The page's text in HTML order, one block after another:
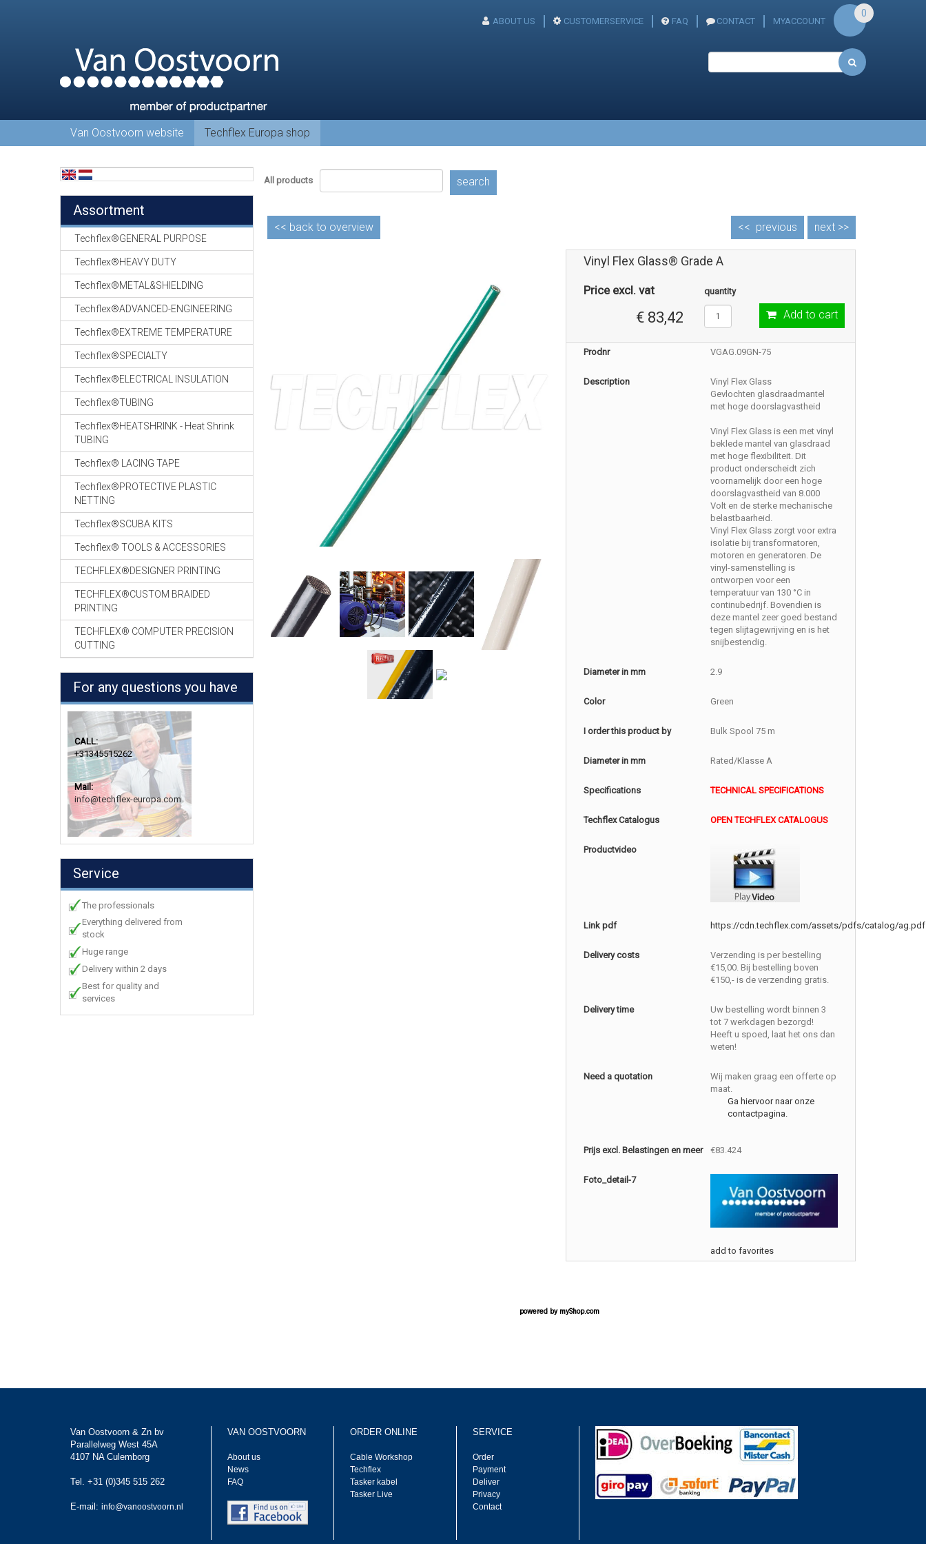
ABOUT US CUSTOMERSERVICE FAQ CONTACT MYACCOUNT
0
Van Oostvoorn website Techflex Europa shop
Assortment
Techflex®GENERAL PURPOSE
Techflex®HEAVY DUTY
Techflex®METAL&SHIELDING
Techflex®ADVANCED-ENGINEERING
Techflex®EXTREME TEMPERATURE
Techflex®SPECIALTY
Techflex®ELECTRICAL INSULATION
Techflex®TUBING
Techflex®HEATSHRINK - Heat Shrink
TUBING
Techflex® LACING TAPE
Techflex®PROTECTIVE PLASTIC
NETTING
Techflex®SCUBA KITS
Techflex® TOOLS & ACCESSORIES
TECHFLEX®DESIGNER PRINTING
TECHFLEX®CUSTOM BRAIDED
PRINTING
TECHFLEX® COMPUTER PRECISION
CUTTING
For any questions you have
CALL:
+31345515262
Mail:
info@techflex-europa.com
Service
The professionals
Everything delivered from
stock
Huge range
Delivery within 2 days
Best for quality and
services
All products search
<< back to overview next >>
<< previous
Vinyl Flex Glass® Grade A
Price excl. vat
€ 83,42
quantity
Add to cart
Prodnr VGAG.09GN-75
Description
Vinyl Flex Glass
Gevlochten glasdraadmantel
met hoge doorslagvastheid
Vinyl Flex Glass is een met vinyl
beklede mantel van glasdraad
met hoge flexibiliteit. Dit
product onderscheidt zich
voornamelijk door een hoge
doorslagvastheid van 8.000
Volt en de sterke mechanische
belastbaarheid.
Vinyl Flex Glass zorgt voor extra
isolatie bij transformatoren,
motoren en generatoren. De
vinyl-samenstelling is
ontworpen voor een
temperatuur van 130 °C in
continubedrijf. Bovendien is
deze mantel zeer goed bestand
tegen slijtagewrijving en is het
snijbestendig.
Diameter in mm 2.9
Color Green
I order this product by Bulk Spool 75 m
Diameter in mm Rated/Klasse A
Specifications TECHNICAL SPECIFICATIONS
Techflex Catalogus OPEN TECHFLEX CATALOGUS
Productvideo
Link pdf https://cdn.techflex.com/assets/pdfs/catalog/ag.pdf
Delivery costs
Verzending is per bestelling
€15,00. Bij bestelling boven
€150,- is de verzending gratis.
Delivery time
Uw bestelling wordt binnen 3
tot 7 werkdagen bezorgd!
Heeft u spoed, laat het ons dan
weten!
Need a quotation
Wij maken graag een offerte op
maat.
Ga hiervoor naar onze
contactpagina.
Prijs excl. Belastingen en meer €83.424
Foto_detail-7
add to favorites
powered by myShop.com
Van Oostvoorn & Zn bv
Parallelweg West 45A
4107 NA Culemborg
Tel. +31 (0)345 515 262
E-mail: info@vanoostvoorn.nl
VAN OOSTVOORN
About us
News
FAQ
ORDER ONLINE
Cable Workshop
Techflex
Tasker kabel
Tasker Live
SERVICE
Order
Payment
Deliver
Privacy
Contact